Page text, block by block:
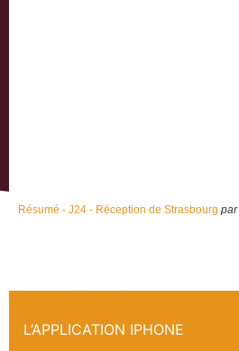
Résumé - J24 - Réception de Strasbourg par
L’APPLICATION IPHONE